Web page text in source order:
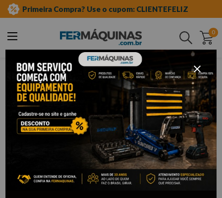
Primeira Compra? Use o cupom: CLIENTEFELIZ
0
Buscar
ferramentas elétricas e máquinas
serra elétrica
serra tico tico
Serra Tico Tico
Filtrar